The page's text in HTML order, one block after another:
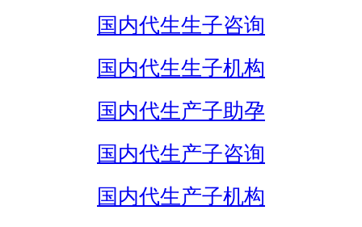
国内代生生子咨询
国内代生生子机构
国内代生产子助孕
国内代生产子咨询
国内代生产子机构